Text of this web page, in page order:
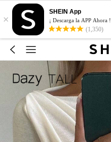
×
SHEIN App
¡ Descarga la APP Ahora !
(1,350)